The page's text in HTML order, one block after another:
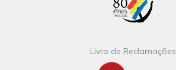
Livro de Reclamações